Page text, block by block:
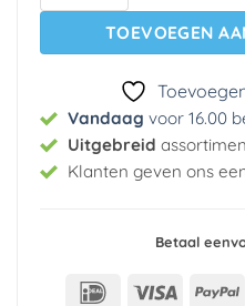
TOEVOEGEN
Vandaag voor 16.00
Uitgebreid
Klanten geven ons
Betaal
IDeal Visa